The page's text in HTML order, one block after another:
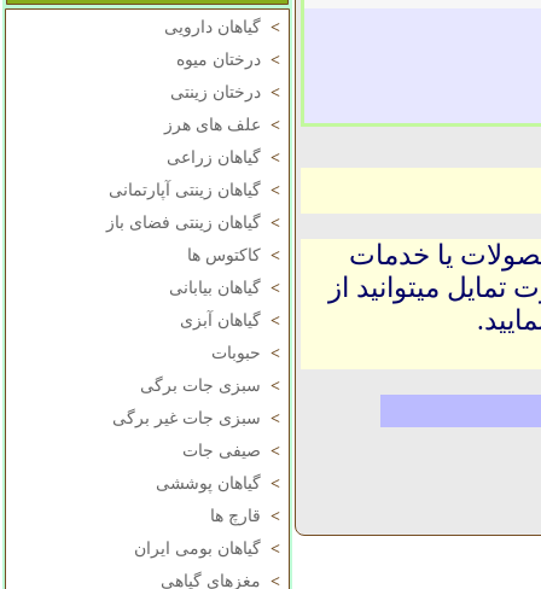
> گیاهان دارویی
> درختان میوه
> درختان زینتی
> علف های هرز
> گیاهان زراعی
> گیاهان زینتی آپارتمانی
> گیاهان زینتی فضای باز
> کاکتوس ها
> گیاهان بیابانی
> گیاهان آبزی
> حبوبات
> سبزی جات برگی
> سبزی جات غیر برگی
> صیفی جات
> گیاهان پوششی
> قارچ ها
> گیاهان بومی ایران
> مغزهای گیاهی
یا خدمات
میتوانید از